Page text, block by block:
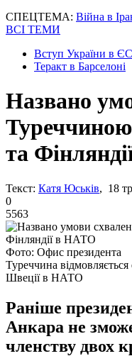
СПЕЦТЕМА: Війна в
ВСІ ТЕМИ
Вступ України в ЄС
Теракт в Барселоні
Названо
та
Текст: Катя Юськів, 18
0
5563
Фото: Офис президента
Туреччина
Швеції в НАТО
Раніше
Анкара не
членству двох